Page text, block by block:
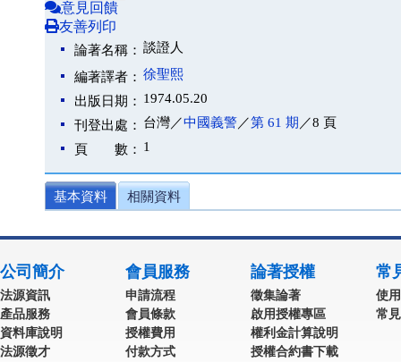
意見回饋
友善列印
論著名稱： 談證人
編著譯者： 徐聖熙
出版日期： 1974.05.20
刊登出處： 台灣／中國義警／第 61 期 ／8 頁
頁 數： 1
基本資料 相關資料
公司簡介
法源資訊
產品服務
資料庫說明
法源徵才
會員服務
申請流程
會員條款
授權費用
付款方式
論著授權
徵集論著
啟用授權專區
權利金計算說明
授權合約書下載
常
使
常